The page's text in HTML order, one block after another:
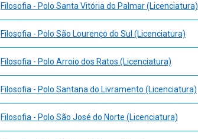
Filosofia - Polo Santa Vitória do Palmar (Licenciatura)
Filosofia - Polo São Lourenço do Sul (Licenciatura)
Filosofia - Polo Arroio dos Ratos (Licenciatura)
Filosofia - Polo Santana do Livramento (Licenciatura)
Filosofia - Polo São José do Norte (Licenciatura)